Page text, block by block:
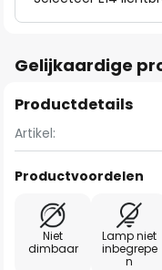
Gelijkaardige
Productdetails
Artikel:
Productvoordelen
Niet
dimbaar
Lamp niet
inbegrepe
n